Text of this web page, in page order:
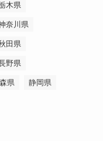
木県
奈川県
田県
野県
県 静岡県